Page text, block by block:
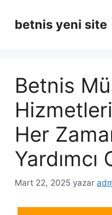
betnis yeni site
Betnis
Her
Yardımcı
Mart 22, 2025 yazar